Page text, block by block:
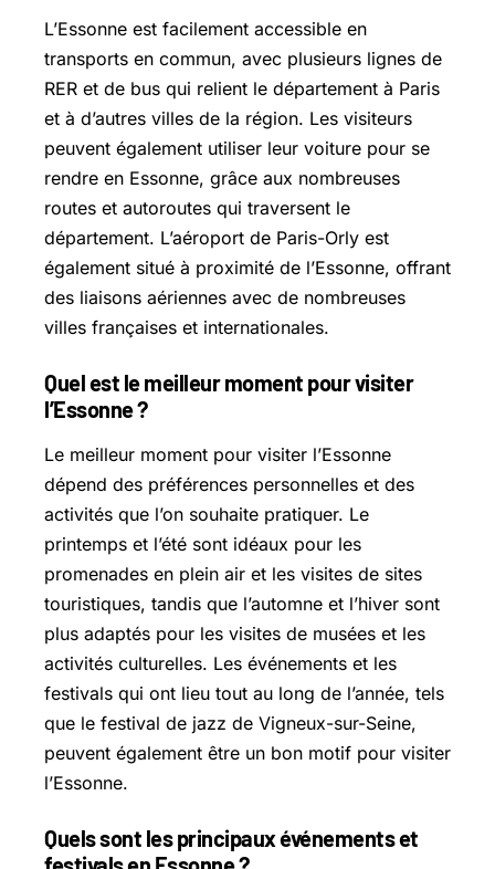
L’Essonne est facilement accessible en
transports en commun, avec plusieurs lignes de
RER et de bus qui relient le département à Paris
et à d’autres villes de la région. Les visiteurs
peuvent également utiliser leur voiture pour se
rendre en Essonne, grâce aux nombreuses
routes et autoroutes qui traversent le
département. L’aéroport de Paris-Orly est
également situé à proximité de l’Essonne, offrant
des liaisons aériennes avec de nombreuses
villes françaises et internationales.
Quel est le meilleur moment pour visiter
l’Essonne ?
Le meilleur moment pour visiter l’Essonne
dépend des préférences personnelles et des
activités que l’on souhaite pratiquer. Le
printemps et l’été sont idéaux pour les
promenades en plein air et les visites de sites
touristiques, tandis que l’automne et l’hiver sont
plus adaptés pour les visites de musées et les
activités culturelles. Les événements et les
festivals qui ont lieu tout au long de l’année, tels
que le festival de jazz de Vigneux-sur-Seine,
peuvent également être un bon motif pour visiter
l’Essonne.
Quels sont les principaux événements et